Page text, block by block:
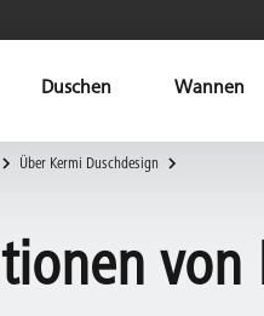
Duschen Wannen
Über Kermi Duschdesign
von